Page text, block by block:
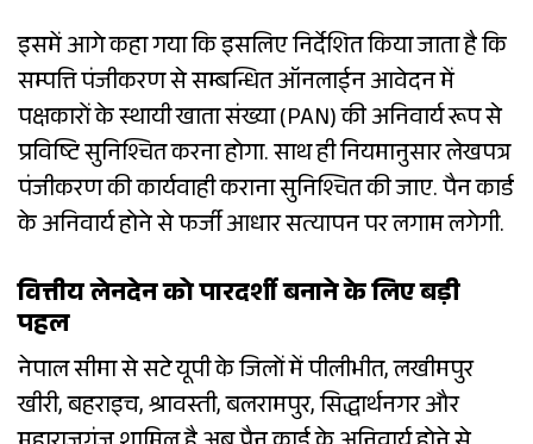
इसमें आगे कहा गया कि इसलिए निर्देशित किया जाता है कि
सम्पत्ति पंजीकरण से सम्बन्धित ऑनलाईन आवेदन में
पक्षकारों के स्थायी खाता संख्या (PAN) की अनिवार्य रूप से
प्रविष्टि सुनिश्चित करना होगा. साथ ही नियमानुसार लेखपत्र
पंजीकरण की कार्यवाही कराना सुनिश्चित की जाए. पैन कार्ड
के अनिवार्य होने से फर्जी आधार सत्यापन पर लगाम लगेगी.
वित्तीय लेनदेन को पारदर्शी बनाने के लिए बड़ी
पहल
नेपाल सीमा से सटे यूपी के जिलों में पीलीभीत, लखीमपुर
खीरी, बहराइच, श्रावस्ती, बलरामपुर, सिद्धार्थनगर और